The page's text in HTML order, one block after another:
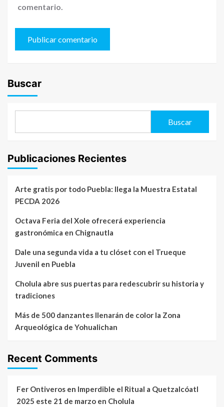
comentario.
Buscar
Buscar
Publicaciones Recientes
Arte gratis por todo Puebla: llega la Muestra Estatal
PECDA 2026
Octava Feria del Xole ofrecerá experiencia
gastronómica en Chignautla
Dale una segunda vida a tu clóset con el Trueque
Juvenil en Puebla
Cholula abre sus puertas para redescubrir su historia y
tradiciones
Más de 500 danzantes llenarán de color la Zona
Arqueológica de Yohualichan
Recent Comments
Fer Ontiveros en Imperdible el Ritual a Quetzalcóatl
2025 este 21 de marzo en Cholula